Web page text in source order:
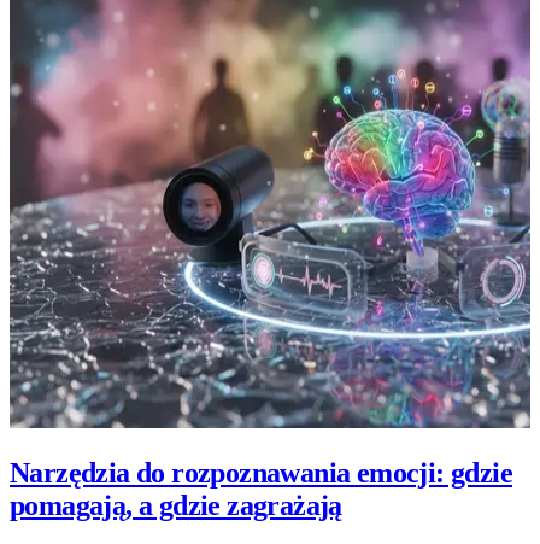
Narzędzia do rozpoznawania emocji: gdzie
pomagają, a gdzie zagrażają